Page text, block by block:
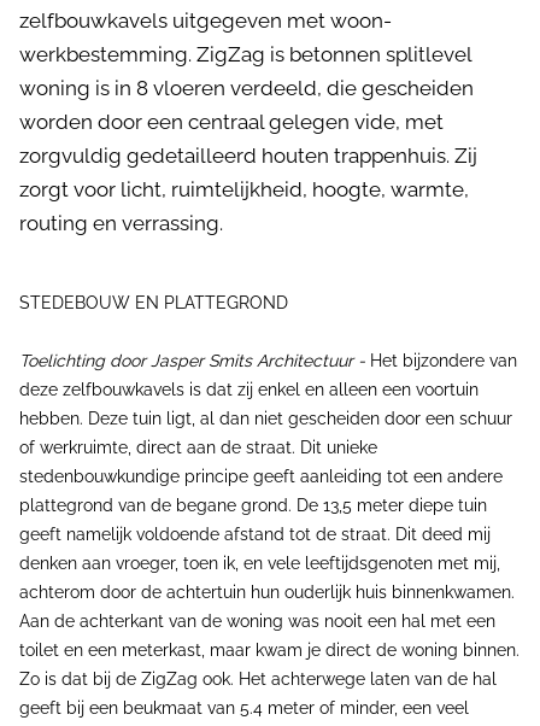
zelfbouwkavels uitgegeven met woon-
werkbestemming. ZigZag is betonnen splitlevel
woning is in 8 vloeren verdeeld, die gescheiden
worden door een centraal gelegen vide, met
zorgvuldig gedetailleerd houten trappenhuis. Zij
zorgt voor licht, ruimtelijkheid, hoogte, warmte,
routing en verrassing.­­
STEDEBOUW EN PLATTEGROND
Toelichting door Jasper Smits Architectuur - Het bijzondere van
deze zelfbouwkavels is dat zij enkel en alleen een voortuin
hebben. Deze tuin ligt, al dan niet gescheiden door een schuur
of werkruimte, direct aan de straat. Dit unieke
stedenbouwkundige principe geeft aanleiding tot een andere
plattegrond van de begane grond. De 13,5 meter diepe tuin
geeft namelijk voldoende afstand tot de straat. Dit deed mij
denken aan vroeger, toen ik, en vele leeftijdsgenoten met mij,
achterom door de achtertuin hun ouderlijk huis binnenkwamen.
Aan de achterkant van de woning was nooit een hal met een
toilet en een meterkast, maar kwam je direct de woning binnen.
Zo is dat bij de ZigZag ook. Het achterwege laten van de hal
geeft bij een beukmaat van 5.4 meter of minder, een veel